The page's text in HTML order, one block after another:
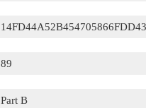
89
Part B